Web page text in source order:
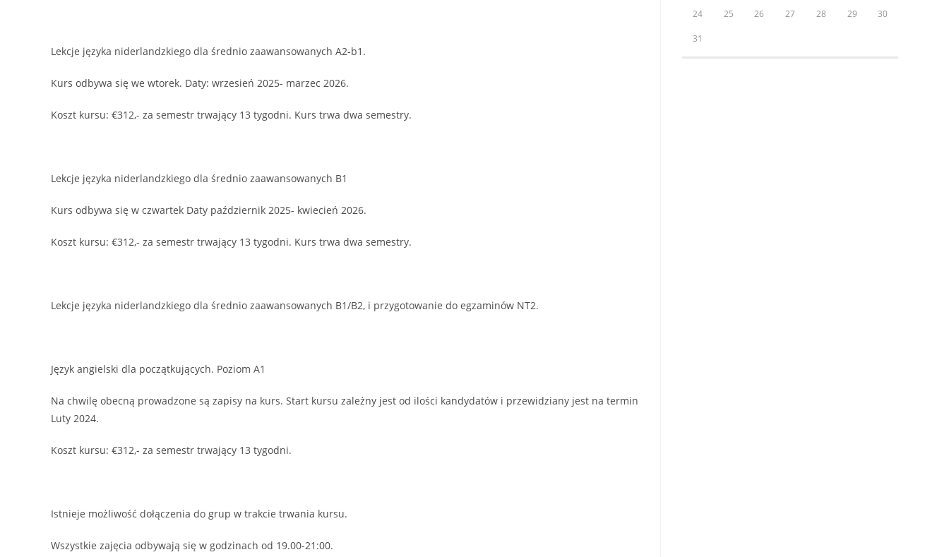
Lekcje języka niderlandzkiego dla średnio zaawansowanych A2-b1.
Kurs odbywa się we wtorek. Daty: wrzesień 2025- marzec 2026.
Koszt kursu: €312,- za semestr trwający 13 tygodni. Kurs trwa dwa semestry.
Lekcje języka niderlandzkiego dla średnio zaawansowanych B1
Kurs odbywa się w czwartek Daty październik 2025- kwiecień 2026.
Koszt kursu: €312,- za semestr trwający 13 tygodni. Kurs trwa dwa semestry.
Lekcje języka niderlandzkiego dla średnio zaawansowanych B1/B2, i przygotowanie do egzaminów NT2.
Język angielski dla początkujących. Poziom A1
Na chwilę obecną prowadzone są zapisy na kurs. Start kursu zależny jest od ilości kandydatów i przewidziany jest na termin
Luty 2024.
Koszt kursu: €312,- za semestr trwający 13 tygodni.
Istnieje możliwość dołączenia do grup w trakcie trwania kursu.
Wszystkie zajęcia odbywają się w godzinach od 19.00-21:00.
24 25 26 27 28 29 30
31